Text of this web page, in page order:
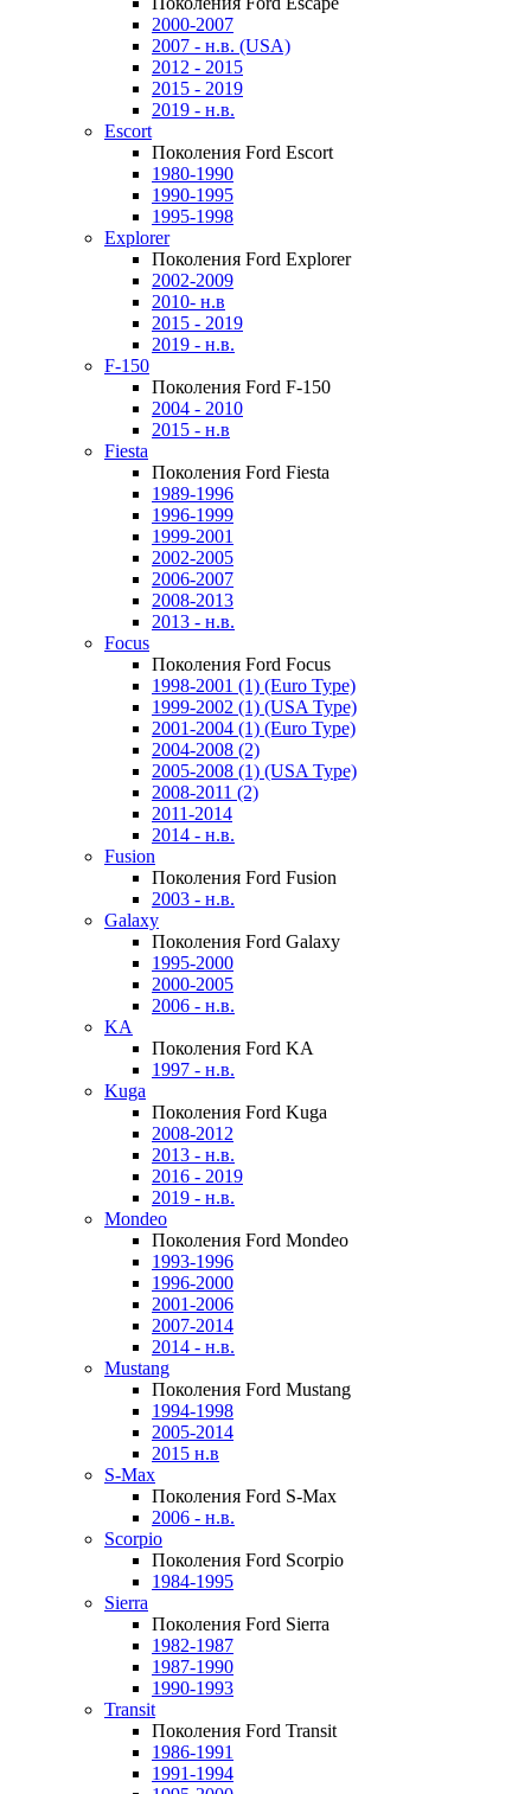
2000-2007
2007 - н.в. (USA)
2012 - 2015
2015 - 2019
2019 - н.в.
Escort
Поколения Ford Escort
1980-1990
1990-1995
1995-1998
Explorer
Поколения Ford Explorer
2002-2009
2010- н.в
2015 - 2019
2019 - н.в.
F-150
Поколения Ford F-150
2004 - 2010
2015 - н.в
Fiesta
Поколения Ford Fiesta
1989-1996
1996-1999
1999-2001
2002-2005
2006-2007
2008-2013
2013 - н.в.
Focus
Поколения Ford Focus
1998-2001 (1) (Euro Type)
1999-2002 (1) (USA Type)
2001-2004 (1) (Euro Type)
2004-2008 (2)
2005-2008 (1) (USA Type)
2008-2011 (2)
2011-2014
2014 - н.в.
Fusion
Поколения Ford Fusion
2003 - н.в.
Galaxy
Поколения Ford Galaxy
1995-2000
2000-2005
2006 - н.в.
KA
Поколения Ford KA
1997 - н.в.
Kuga
Поколения Ford Kuga
2008-2012
2013 - н.в.
2016 - 2019
2019 - н.в.
Mondeo
Поколения Ford Mondeo
1993-1996
1996-2000
2001-2006
2007-2014
2014 - н.в.
Mustang
Поколения Ford Mustang
1994-1998
2005-2014
2015 н.в
S-Max
Поколения Ford S-Max
2006 - н.в.
Scorpio
Поколения Ford Scorpio
1984-1995
Sierra
Поколения Ford Sierra
1982-1987
1987-1990
1990-1993
Transit
Поколения Ford Transit
1986-1991
1991-1994